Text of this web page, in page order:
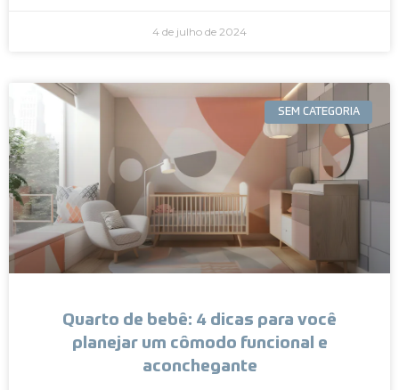
4 de julho de 2024
SEM CATEGORIA
Quarto de bebê: 4 dicas para você
planejar um cômodo funcional e
aconchegante